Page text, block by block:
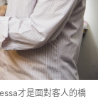
才是面對客人的橋